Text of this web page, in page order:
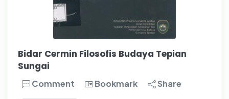
Bidar Cermin Filosofis Budaya Tepian
Sungai
Comment Bookmark Share